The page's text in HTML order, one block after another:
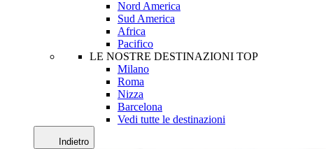
Nord America
Sud America
Africa
Pacifico
LE NOSTRE DESTINAZIONI TOP
Milano
Roma
Nizza
Barcelona
Vedi tutte le destinazioni
Indietro